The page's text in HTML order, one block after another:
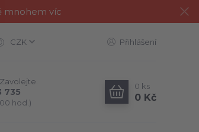
mnohem víc
CZK Přihlášení
735
hod.)
0 ks
0 Kč